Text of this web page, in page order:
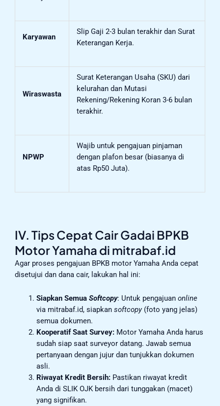
Karyawan
Slip Gaji 2-3 bulan terakhir dan Surat
Keterangan Kerja.
Wiraswasta
Surat Keterangan Usaha (SKU) dari
kelurahan dan Mutasi
Rekening/Rekening Koran 3-6 bulan
terakhir.
NPWP
Wajib untuk pengajuan pinjaman
dengan plafon besar (biasanya di
atas Rp50 Juta).
IV. Tips Cepat Cair Gadai BPKB
Motor Yamaha di mitrabaf.id
Agar proses pengajuan BPKB motor Yamaha Anda cepat
disetujui dan dana cair, lakukan hal ini:
Siapkan Semua Softcopy: Untuk pengajuan online
via mitrabaf.id, siapkan softcopy(foto yang jelas)
semua dokumen.
Kooperatif Saat Survey:Motor Yamaha Anda harus
sudah siap saat surveyor datang. Jawab semua
pertanyaan dengan jujur dan tunjukkan dokumen
asli.
Riwayat Kredit Bersih:Pastikan riwayat kredit
Anda di SLIK OJK bersih dari tunggakan (macet)
yang signifikan.